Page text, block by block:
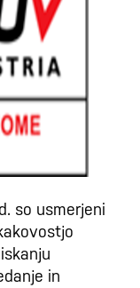
so usmerjeni
in